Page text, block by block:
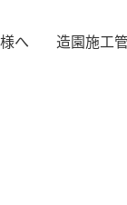
へ 造園施工